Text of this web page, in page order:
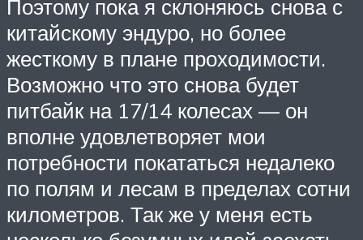
Поэтому пока я склоняюсь снова с
китайскому эндуро, но более
жесткому в плане проходимости.
Возможно что это снова будет
питбайк на 17/14 колесах — он
вполне удовлетворяет мои
потребности покататься недалеко
по полям и лесам в пределах сотни
километров. Так же у меня есть